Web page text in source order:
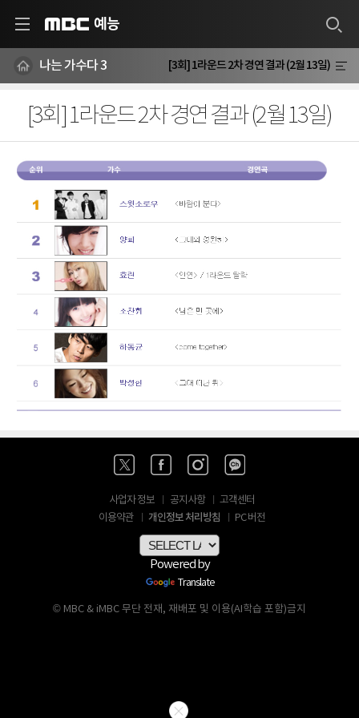
예능
나는 가수다 3 [3회] 1라운드 2차 경연 결과 (2월 13일)
[3회] 1라운드 2차 경연 결과 (2월 13일)
사업자 정보 공지사항
고객센터
이용약관
개인정보 처리방침 PC 버전
Powered by
Translate
© MBC & iMBC 무단 전재, 재배포 및 이용(AI학습 포함)금지